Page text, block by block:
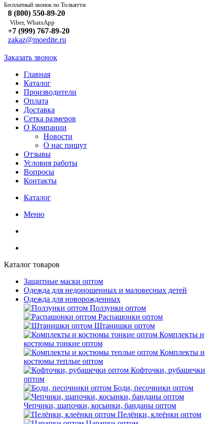
Бесплатный звонок по Тольятти
8 (800) 550-89-20
Viber, WhatsApp
+7 (999) 767-89-20
zakaz@moedite.ru
Заказать звонок
Главная
Каталог
Производители
Оплата
Доставка
Сетка размеров
О Компании
Новости
О нас пишут
Отзывы
Условия работы
Вопросы
Контакты
Каталог
Меню
Каталог товаров
Защитные маски оптом
Одежда для недоношенных и маловесных детей
Одежда для новорожденных
Ползунки оптом
Распашонки оптом
Штанишки оптом
Комплекты и
костюмы тонкие оптом
Комплекты и
костюмы теплые оптом
Кофточки, рубашечки
оптом
Боди, песочники оптом
Чепчики, шапочки, косынки, банданы оптом
Пелёнки, клеёнки оптом